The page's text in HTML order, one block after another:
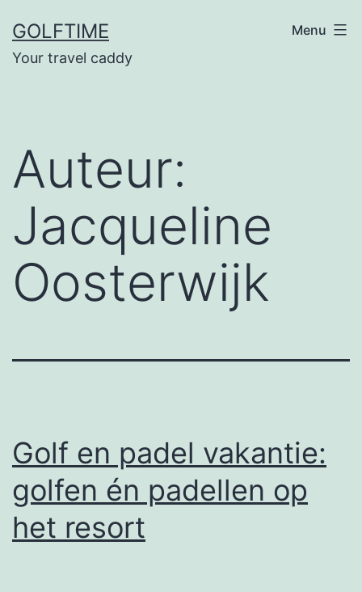
naar
de
GOLFTIME
Your travel caddy
Menu
Auteur:
Jacqueline
Oosterwijk
Golf en padel vakantie:
golfen én padellen op
het resort